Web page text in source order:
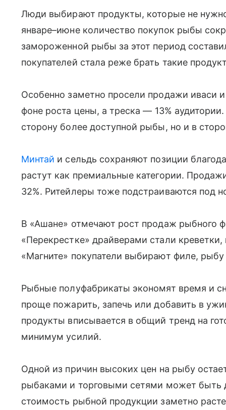
Люди выбирают продукты, которые не
январе–июне количество покупок рыбы
замороженной рыбы за этот период
покупателей стала реже брать такие
Особенно заметно просели продажи иваси
фоне роста цены, а треска — 13%
сторону более доступной рыбы, но и в
Минтай и сельдь сохраняют позиции
растут как премиальные категории.
32%. Ритейлеры тоже подстраиваются под
В «Ашане» отмечают рост продаж рыбного
«Перекрестке» драйверами стали
«Магните» покупатели выбирают филе,
Рыбные полуфабрикаты экономят время и
проще пожарить, запечь или добавить в
продукты вписывается в общий тренд на
минимум усилий.
Одной из причин высоких цен на рыбу
рыбаками и торговыми сетями может быть
стоимость рыбной продукции заметно